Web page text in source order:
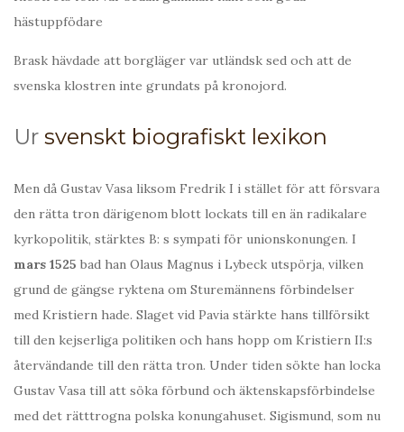
hästuppfödare
Brask hävdade att borgläger var utländsk sed och att de
svenska klostren inte grundats på kronojord.
Ur svenskt biografiskt lexikon
Men då Gustav Vasa liksom Fredrik I i stället för att försvara
den rätta tron därigenom blott lockats till en än radikalare
kyrkopolitik, stärktes B: s sympati för unionskonungen. I
mars 1525 bad han Olaus Magnus i Lybeck utspörja, vilken
grund de gängse ryktena om Sturemännens förbindelser
med Kristiern hade. Slaget vid Pavia stärkte hans tillförsikt
till den kejserliga politiken och hans hopp om Kristiern II:s
återvändande till den rätta tron. Under tiden sökte han locka
Gustav Vasa till att söka förbund och äktenskapsförbindelse
med det rätttrogna polska konungahuset. Sigismund, som nu